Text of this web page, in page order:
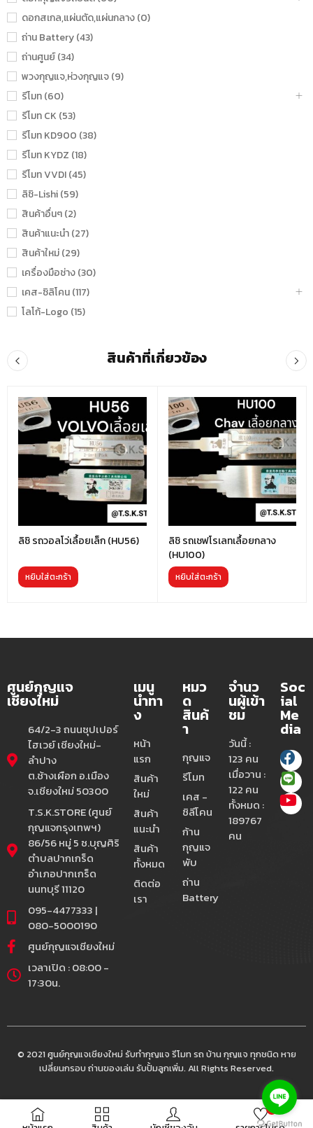
0
ดอกสเกล,แผ่นตัด,แผ่นกลาง (0)
ถ่าน Battery (43)
ถ่านศูนย์ (34)
พวงกุญแจ,ห่วงกุญแจ (9)
รีโมท (60)
รีโมท CK (53)
รีโมท KD900 (38)
รีโมท KYDZ (18)
รีโมท VVDI (45)
ลิชิ-Lishi (59)
สินค้าอื่นๆ (2)
สินค้าแนะนำ (27)
สินค้าใหม่ (29)
เครื่องมือช่าง (30)
เคส-ซิลิโคน (117)
โลโก้-Logo (15)
สินค้าที่เกี่ยวข้อง
ลิชิ รถวอลโว่เลื้อยเล็ก (HU56)
หยิบใส่ตะกร้า
ลิชิ รถเชฟโรเลทเลื้อยกลาง
(HU100)
หยิบใส่ตะกร้า
ศูนย์กุญแจ
เชียงใหม่
64/2-3 ถนนซุปเปอร์
ไฮเวย์ เชียงใหม่-
ลำปาง
ต.ช้างเผือก อ.เมือง
จ.เชียงใหม่ 50300
T.S.K.STORE (ศูนย์
กุญแจกรุงเทพฯ)
86/56 หมู่ 5 ซ.บุญศิริ
ตำบลปากเกร็ด
อำเภอปากเกร็ด
นนทบุรี 11120
095-4477333 |
080-5000190
ศูนย์กุญแจเชียงใหม่
เวลาเปิด : 08:00 -
17:30น.
เมนู
นำทา
ง
หน้า
แรก
สินค้า
ใหม่
สินค้า
แนะนำ
สินค้า
ทั้งหมด
ติดต่อ
เรา
หมว
ด
สินค้
า
กุญแจ
รีโมท
เคส -
ซิลีโคน
ก้าน
กุญแจ
พับ
ถ่าน
Battery
จำนว
นผู้เข้า
ชม
วันนี้ :
123 คน
เมื่อวาน :
122 คน
ทั้งหมด :
189767
คน
Soc
ial
Me
dia
© 2021 ศูนย์กุญแจเชียงใหม่ รับทำกุญแจ รีโมท รถ บ้าน กุญแจ ทุกชนิด หาย
เปลี่ยนกรอบ ถ่านของเล่น รับปั้มลูกเพิ่ม. All Rights Reserved.